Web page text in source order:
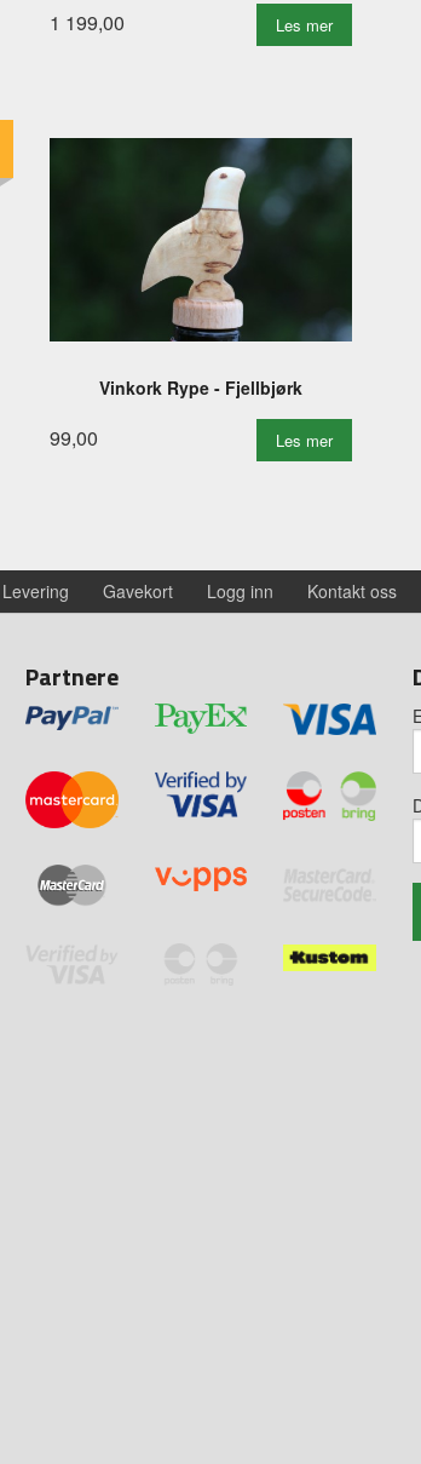
1 199,00 Les mer
Vinkork Rype - Fjellbjørk
99,00 Les mer
Levering Gavekort Logg inn Kontakt oss
Partnere